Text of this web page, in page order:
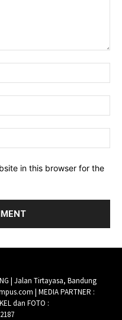
in this browser for the
| Jalan Tirtayasa, Bandung
| MEDIA PARTNER :
dan FOTO :